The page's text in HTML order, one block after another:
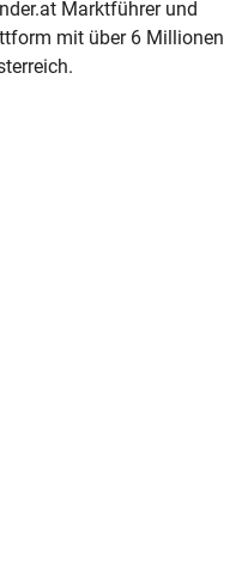
Marktführer und
mit über 6 Millionen